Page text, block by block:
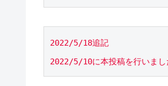
2022/5/18追記
2022/5/10に本投稿を行いまし